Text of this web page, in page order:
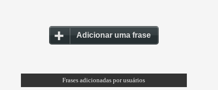
Adicionar uma frase
Frases adicionadas por usuários